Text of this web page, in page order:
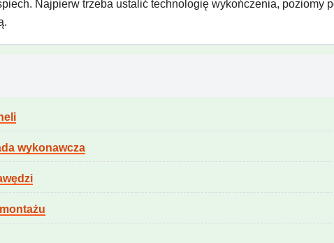
Najpierw trzeba ustalić technologię wykończenia, poziomy
wykonawcza